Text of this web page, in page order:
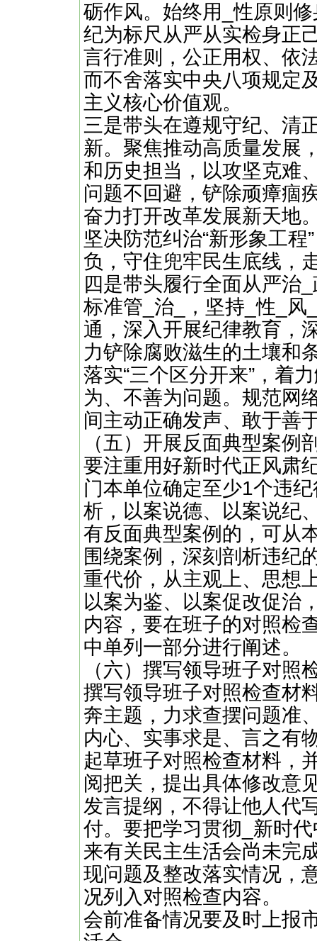
砺作风。始终用_性原则
纪为标尺从严从实检身正
言行准则，公正用权、依
而不舍落实中央八项规定
主义核心价值观。
三是带头在遵规守纪、清
新。聚焦推动高质量发展
和历史担当，以攻坚克难
问题不回避，铲除顽瘴痼
奋力打开改革发展新天地
坚决防范纠治“新形象工
负，守住兜牢民生底线，
四是带头履行全面从严治
标准管_治_，坚持_性_风
通，深入开展纪律教育，
力铲除腐败滋生的土壤和
落实“三个区分开来”，着
为、不善为问题。规范网
间主动正确发声、敢于善
（五）开展反面典型案例
要注重用好新时代正风肃
门本单位确定至少1个违
析，以案说德、以案说纪
有反面典型案例的，可从
围绕案例，深刻剖析违纪
重代价，从主观上、思想
以案为鉴、以案促改促治
内容，要在班子的对照检
中单列一部分进行阐述。
（六）撰写领导班子对照
撰写领导班子对照检查材
奔主题，力求查摆问题准
内心、实事求是、言之有
起草班子对照检查材料，
阅把关，提出具体修改意
发言提纲，不得让他人代
付。要把学习贯彻_新时
来有关民主生活会尚未完
现问题及整改落实情况，
况列入对照检查内容。
会前准备情况要及时上报